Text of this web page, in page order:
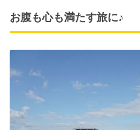
お腹も心も満たす旅に♪